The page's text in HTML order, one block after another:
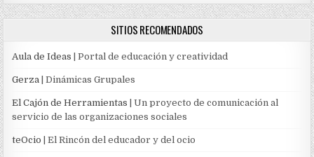
SITIOS RECOMENDADOS
Aula de Ideas | Portal de educación y creatividad
Gerza | Dinámicas Grupales
El Cajón de Herramientas | Un proyecto de comunicación al
servicio de las organizaciones sociales
teOcio | El Rincón del educador y del ocio